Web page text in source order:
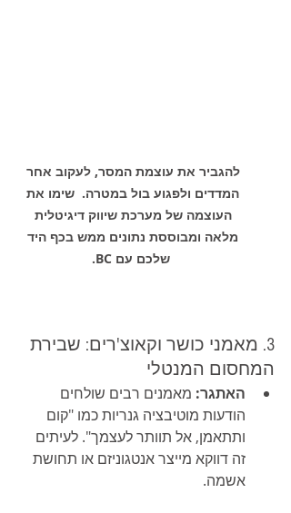
להגביר את עוצמת המסר, לעקוב אחר
המדדים ולפגוע בול במטרה.  שימו את
העוצמה של מערכת שיווק דיגיטלית
מלאה ומבוססת נתונים ממש בכף היד
שלכם עם BC.
3. מאמני כושר וקאוצ'רים: שבירת
המחסום המנטלי
האתגר: מאמנים רבים שולחים
הודעות מוטיבציה גנריות כמו "קום
ותתאמן, אל תוותר לעצמך". לעיתים
זה דווקא מייצר אנטגוניזם או תחושת
אשמה.